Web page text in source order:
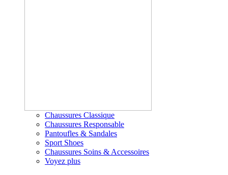
Chaussures Classique
Chaussures Responsable
Pantoufles & Sandales
Sport Shoes
Chaussures Soins & Accessoires
Voyez plus